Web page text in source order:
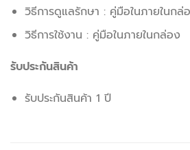
วิธีการดูแลรักษา : คู่มือในภายในกล่
วิธีการใช้งาน : คู่มือในภายในกล่อง
รับประกันสินค้า
รับประกันสินค้า 1 ปี